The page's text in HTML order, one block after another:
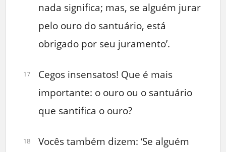
nada significa; mas, se alguém jurar
pelo ouro do santuário, está
obrigado por seu juramento’.
17
Cegos insensatos! Que é mais
importante: o ouro ou o santuário
que santifica o ouro?
18
Vocês também dizem: ‘Se alguém